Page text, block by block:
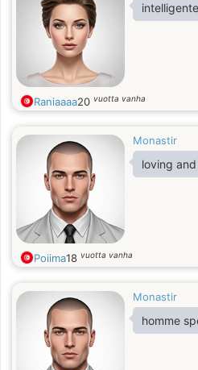
intelligente
Raniaaaa20 vuotta vanha
Monastir
loving
Poiima18 vuotta vanha
Monastir